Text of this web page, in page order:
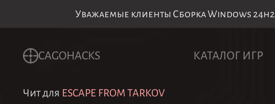
Уважаемые клиенты Сборка Windows 24h2
CAGOHACKS КАТАЛОГ ИГР
Чит для ESCAPE FROM TARKOV